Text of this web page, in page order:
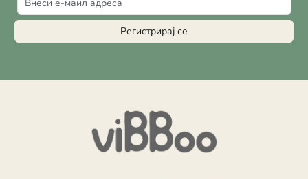
Регистрирај се